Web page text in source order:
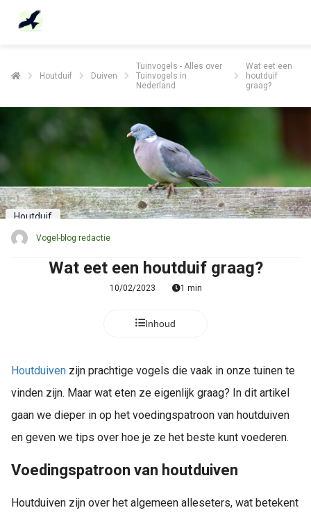
Houtduif Duiven
Tuinvogels - Alles over
Tuinvogels in
Nederland
Wat eet een
houtduif
graag?
Houtduif
Vogel-blog redactie
Wat eet een houtduif graag?
10/02/2023 1 min
Inhoud
Houtduiven zijn prachtige vogels die vaak in onze tuinen te
vinden zijn. Maar wat eten ze eigenlijk graag? In dit artikel
gaan we dieper in op het voedingspatroon van houtduiven
en geven we tips over hoe je ze het beste kunt voederen.
Voedingspatroon van houtduiven
Houtduiven zijn over het algemeen alleseters, wat betekent